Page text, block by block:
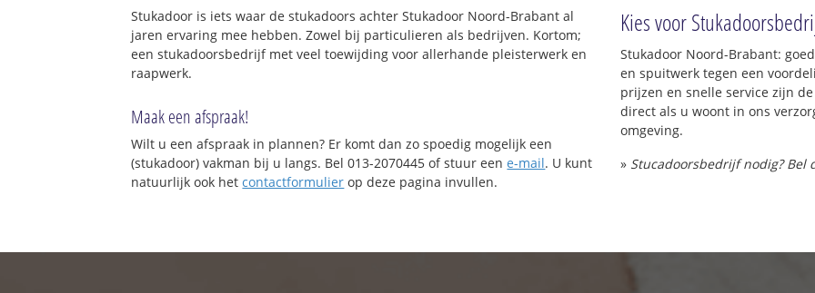
Stukadoor is iets waar de stukadoors achter Stukadoor Noord-Brabant al
jaren ervaring mee hebben. Zowel bij particulieren als bedrijven. Kortom;
een stukadoorsbedrijf met veel toewijding voor allerhande pleisterwerk en
raapwerk.
Maak een afspraak!
Wilt u een afspraak in plannen? Er komt dan zo spoedig mogelijk een
(stukadoor) vakman bij u langs. Bel 013-2070445 of stuur eene-mail. U kunt
natuurlijk ook hetcontactformulier op deze pagina invullen.
Kies voor
Stukadoor Noord-Brabant:
en spuitwerk tegen een
prijzen en snelle service zijn
direct als u woont in ons
omgeving.
» Stucadoorsbedrijf nodig? Bel